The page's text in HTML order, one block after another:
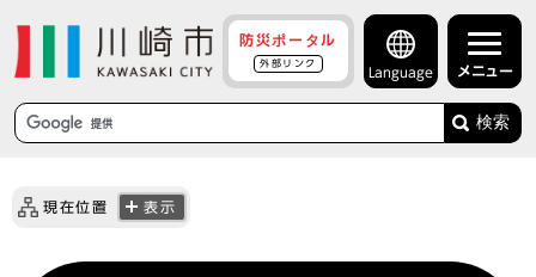
防災ポータル
外部リンク
Language メニュー
検索
現在位置 表示